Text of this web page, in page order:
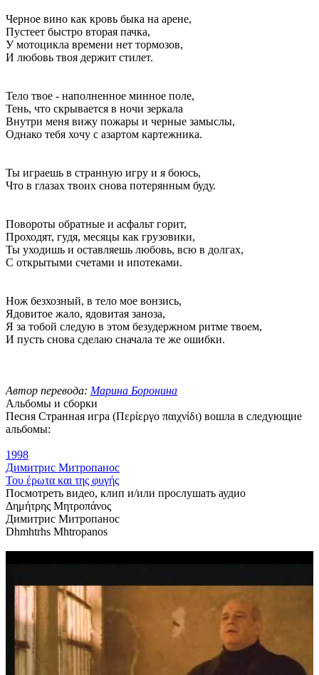
Черное вино как кровь быка на арене,
Пустеет быстро вторая пачка,
У мотоцикла времени нет тормозов,
И любовь твоя держит стилет.
Тело твое - наполненное минное поле,
Тень, что скрывается в ночи зеркала
Внутри меня вижу пожары и черные замыслы,
Однако тебя хочу с азартом картежника.
Ты играешь в странную игру и я боюсь,
Что в глазах твоих снова потерянным буду.
Повороты обратные и асфальт горит,
Проходят, гудя, месяцы как грузовики,
Ты уходишь и оставляешь любовь, всю в долгах,
С открытыми счетами и ипотеками.
Нож безхозный, в тело мое вонзись,
Ядовитое жало, ядовитая заноза,
Я за тобой следую в этом безудержном ритме твоем,
И пусть снова сделаю сначала те же ошибки.
Автор перевода: Марина Боронина
Альбомы и сборки
Песня Странная игра (Περίεργο παιχνίδι) вошла в следующие
альбомы:
1998
Димитрис Митропанос
Του έρωτα και της φυγής
Посмотреть видео, клип и/или прослушать аудио
Δημήτρης Μητροπάνος
Димитрис Митропанос
Dhmhtrhs Mhtropanos